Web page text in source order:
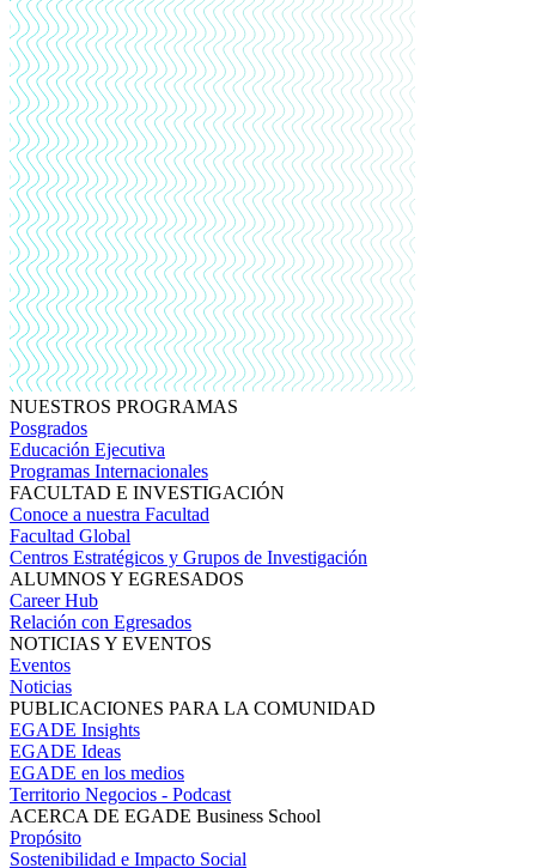
NUESTROS PROGRAMAS
Posgrados
Educación Ejecutiva
Programas Internacionales
FACULTAD E INVESTIGACIÓN
Conoce a nuestra Facultad
Facultad Global
Centros Estratégicos y Grupos de Investigación
ALUMNOS Y EGRESADOS
Career Hub
Relación con Egresados
NOTICIAS Y EVENTOS
Eventos
Noticias
PUBLICACIONES PARA LA COMUNIDAD
EGADE Insights
EGADE Ideas
EGADE en los medios
Territorio Negocios - Podcast
ACERCA DE EGADE Business School
Propósito
Sostenibilidad e Impacto Social